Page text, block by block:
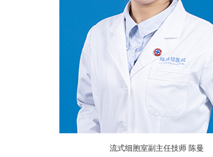
流式细胞室副主任技师 陈曼